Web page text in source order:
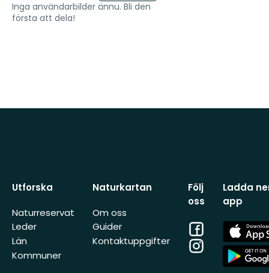
Inga användarbilder ännu. Bli den
första att dela!
Utforska
Naturreservat
Leder
Län
Kommuner
Naturkartan
Om oss
Guider
Kontaktuppgifter
Följ
oss
Facebook
Instagram
Ladda
app
App
Store
App
Store